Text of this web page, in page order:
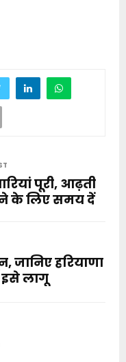
पूरी, आढ़ती
के लिए समय दें
जानिए हरियाणा
लागू